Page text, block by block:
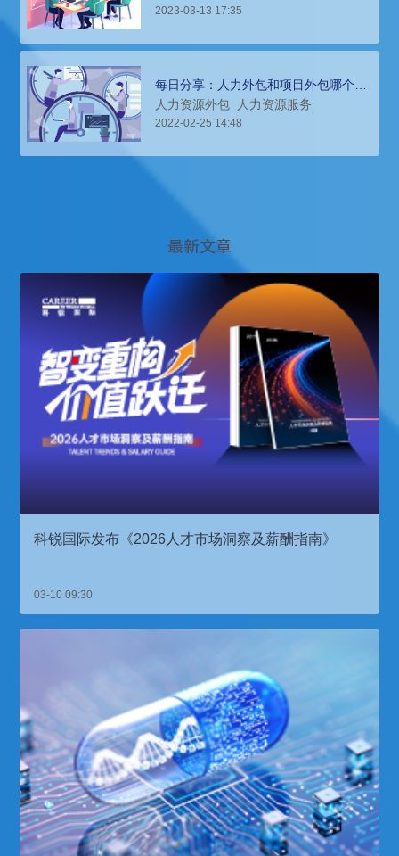
2023-03-13 17:35
每日分享：人力外包和项目外包哪个
好？人力外包对企业经营管理有何影
响？
人力资源外包 人力资源服务
2022-02-25 14:48
最新文章
科锐国际发布《2026人才市场洞察及薪酬指南》
03-10 09:30